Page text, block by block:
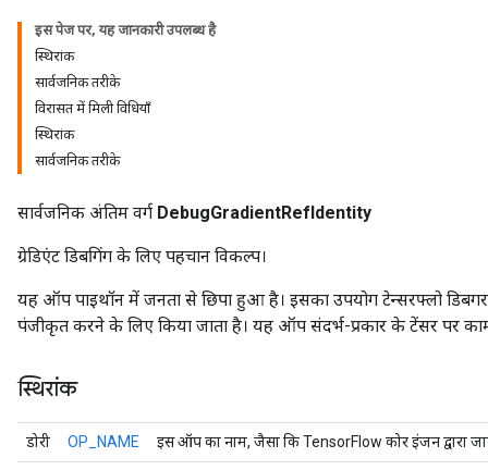
इस पेज पर, यह जानकारी उपलब्ध है
स्थिरांक
सार्वजनिक तरीके
विरासत में मिली विधियाँ
स्थिरांक
सार्वजनिक तरीके
सार्वजनिक अंतिम वर्ग DebugGradientRefIdentity
ग्रेडिएंट डिबगिंग के लिए पहचान विकल्प।
यह ऑप पाइथॉन में जनता से छिपा हुआ है। इसका उपयोग टेन्सरफ्लो डिबगर
पंजीकृत करने के लिए किया जाता है। यह ऑप संदर्भ-प्रकार के टेंसर पर
स्थिरांक
डोरी OP_NAME इस ऑप का नाम, जैसा कि TensorFlow कोर इंजन द्वारा